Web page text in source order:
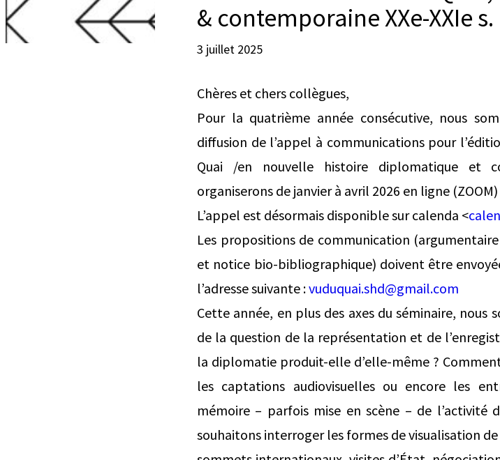
& contemporaine XXe-XXIe s.
3 juillet 2025
Chères et chers collègues,
Pour la quatrième année consécutive, nous
diffusion de l’appel à communications pour
Quai /en nouvelle histoire diplomatique et
organiserons de janvier à avril 2026 en ligne
L’appel est désormais disponible sur calenda <
Les propositions de communication
et notice bio-bibliographique) doivent être
l’adresse suivante :vuduquai.shd@gmail.com
Cette année, en plus des axes du séminaire, nous
de la question de la représentation et de
la diplomatie produit-elle d’elle-même ?
les captations audiovisuelles ou encore les
mémoire – parfois mise en scène – de l’activité
souhaitons interroger les formes de visualisation